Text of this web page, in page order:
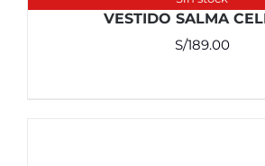
VESTIDO SALMA
S/189.00